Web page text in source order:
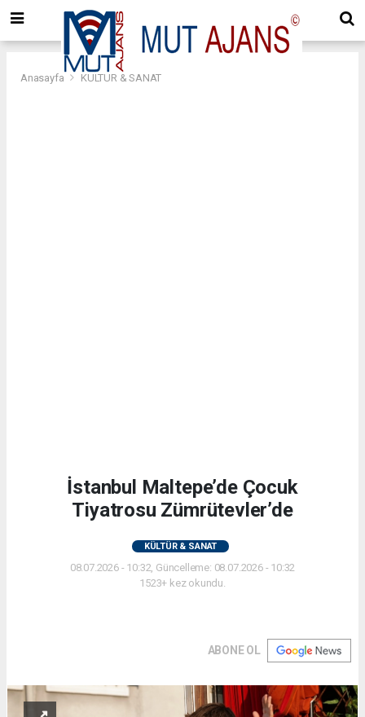
Anasayfa KÜLTÜR & SANAT
İstanbul Maltepe’de Çocuk
Tiyatrosu Zümrütevler’de
KÜLTÜR & SANAT
08.07.2026 - 10:32, Güncelleme: 08.07.2026 - 10:32
1523+ kez okundu.
ABONE OL